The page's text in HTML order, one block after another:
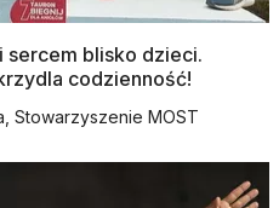
sercem blisko dzieci.
codzienność!
Stowarzyszenie MOST